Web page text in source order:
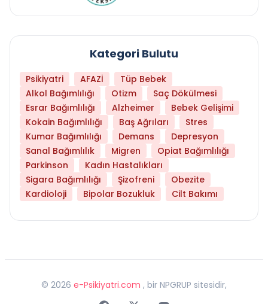
Kategori Bulutu
Psikiyatri AFAZİ
Tüp Bebek
Alkol Bağımlılığı
Otizm
Saç Dökülmesi
Esrar Bağımlılığı
Alzheimer
Bebek Gelişimi
Kokain Bağımlılığı
Baş Ağrıları
Stres
Kumar Bağımlılığı
Demans
Depresyon
Sanal Bağımlılık
Migren
Opiat Bağımlılığı
Parkinson
Kadın Hastalıkları
Sigara Bağımlılığı
Şizofreni
Obezite
Kardioloji
Bipolar Bozukluk Cilt Bakımı
© 2026 e-Psikiyatri.com , bir NPGRUP sitesidir,